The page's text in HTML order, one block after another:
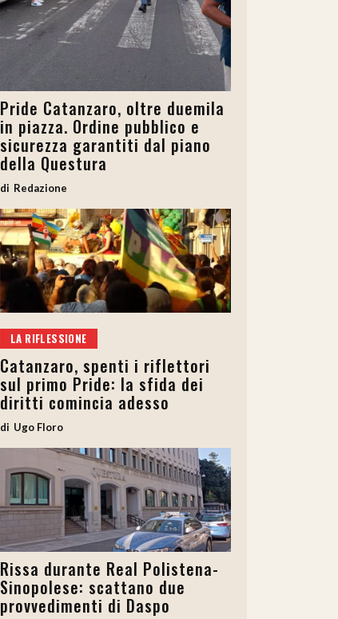
Pride Catanzaro, oltre duemila
in piazza. Ordine pubblico e
sicurezza garantiti dal piano
della Questura
Redazione
LA RIFLESSIONE
Catanzaro, spenti i riflettori
sul primo Pride: la sfida dei
diritti comincia adesso
Ugo Floro
Rissa durante Real Polistena-
Sinopolese: scattano due
provvedimenti di Daspo